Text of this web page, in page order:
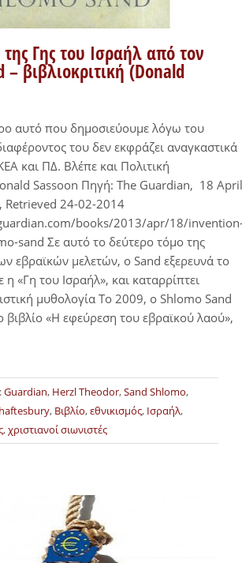
Γης του Ισραήλ από τον
– βιβλιοκριτική (Donald
αυτό που δημοσιεύουμε λόγω του
του δεν εκφράζει αναγκαστικά
και ΠΔ. Βλέπε και Πολιτική
Sassoon Πηγή: The Guardian, 18 April
Retrieved 24-02-2014
books/2013/apr/18/
sand Σε αυτό το δεύτερο τόμο της
εβραϊκών μελετών, ο Sand εξερευνά το
«Γη του Ισραήλ», και καταρρίπτει
μυθολογία Το 2009, ο Shlomo Sand
«Η εφεύρεση του εβραϊκού λαού»,
Guardian, Herzl Theodor,Sand Shlomo,
, Βιβλίο,εθνικισμός, Ισραήλ,
,χριστιανοί σιωνιστές